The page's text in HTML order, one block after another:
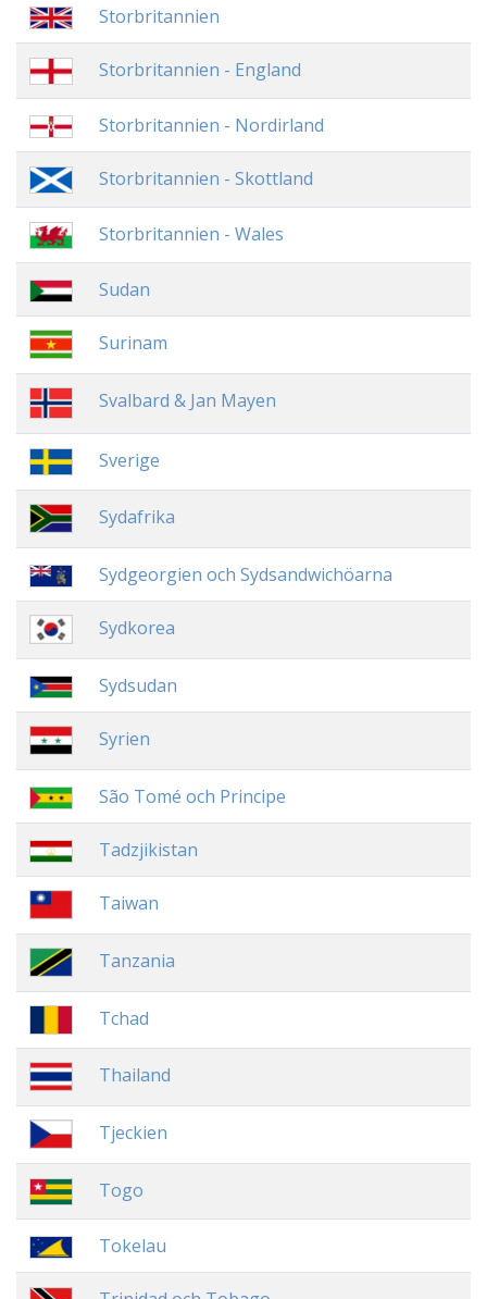
Storbritannien
Storbritannien - England
Storbritannien - Nordirland
Storbritannien - Skottland
Storbritannien - Wales
Sudan
Surinam
Svalbard & Jan Mayen
Sverige
Sydafrika
Sydgeorgien och Sydsandwichöarna
Sydkorea
Sydsudan
Syrien
São Tomé och Principe
Tadzjikistan
Taiwan
Tanzania
Tchad
Thailand
Tjeckien
Togo
Tokelau